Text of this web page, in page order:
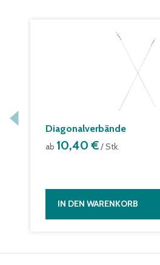
Diagonalverbände
ab 10,40 €/ Stk.
IN DEN WARENKORB